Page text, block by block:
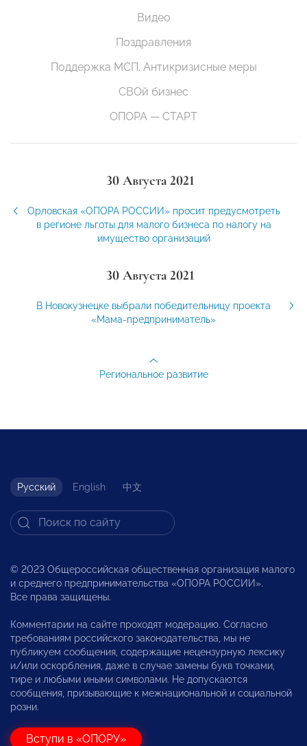
Видео
Поздравления
Поддержка МСП. Антикризисные меры
СВОй бизнес
ОПОРА — СТАРТ
30 Августа 2021
Орловская «ОПОРА РОССИИ» просит предусмотреть
в регионе льготы для малого бизнеса по налогу на
имущество организаций
30 Августа 2021
В Новокузнецке выбрали победительницу проекта
«Мама-предприниматель»
Региональное развитие
Русский English 中文
© 2023 Общероссийская общественная организация малого
и среднего предпринимательства «ОПОРА РОССИИ».
Все права защищены.
Комментарии на сайте проходят модерацию. Согласно
требованиям российского законодательства, мы не
публикуем сообщения, содержащие нецензурную лексику
и/или оскорбления, даже в случае замены букв точками,
тире и любыми иными символами. Не допускаются
сообщения, призывающие к межнациональной и социальной
розни.
Вступи в «ОПОРУ»